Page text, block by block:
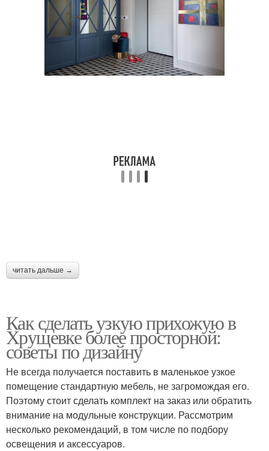
читать дальше →
Как сделать узкую прихожую в
Хрущевке более просторной:
советы по дизайну
Не всегда получается поставить в маленькое узкое
помещение стандартную мебель, не загромождая его.
Поэтому стоит сделать комплект на заказ или обратить
внимание на модульные конструкции. Рассмотрим
несколько рекомендаций, в том числе по подбору
освещения и аксессуаров.